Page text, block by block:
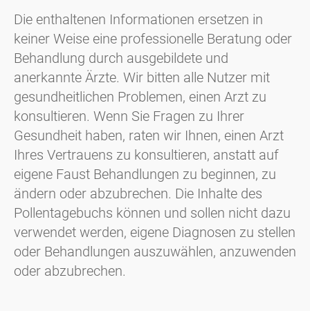
Die enthaltenen Informationen ersetzen in
keiner Weise eine professionelle Beratung oder
Behandlung durch ausgebildete und
anerkannte Ärzte. Wir bitten alle Nutzer mit
gesundheitlichen Problemen, einen Arzt zu
konsultieren. Wenn Sie Fragen zu Ihrer
Gesundheit haben, raten wir Ihnen, einen Arzt
Ihres Vertrauens zu konsultieren, anstatt auf
eigene Faust Behandlungen zu beginnen, zu
ändern oder abzubrechen. Die Inhalte des
Pollentagebuchs können und sollen nicht dazu
verwendet werden, eigene Diagnosen zu stellen
oder Behandlungen auszuwählen, anzuwenden
oder abzubrechen.